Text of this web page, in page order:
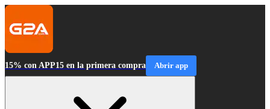
15% con APP15 en la primera compra Abrir app